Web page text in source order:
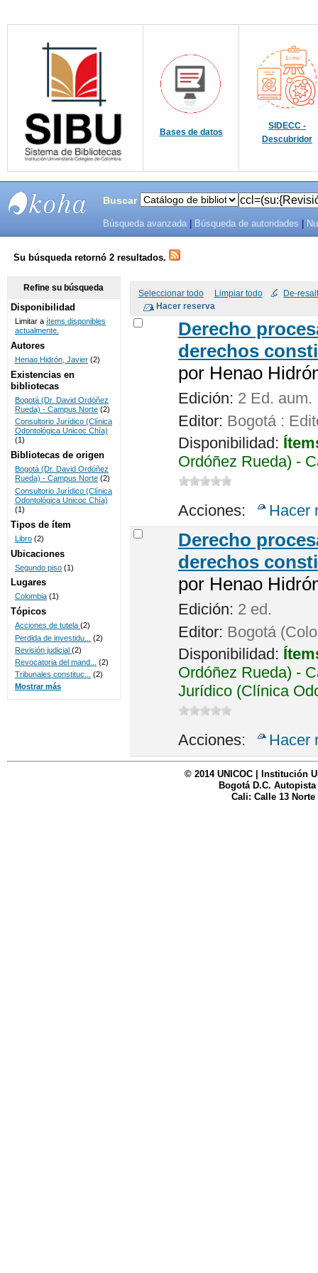
Bases de datos
SIDECC -
Descubridor
SISTEMAS
DE
BIBLIOTECAS
UNICOC
Buscar
Búsqueda avanzada Búsqueda de autoridades
Su búsqueda retornó 2 resultados.
Seleccionar todo Limpiar todo De-
Derecho
derechos
por Henao
Edición: 2 Ed. aum.
Editor: Bogotá :
Disponibilidad:
Ordóñez Rueda) -
Acciones: Hacer
Derecho
derechos
por Henao
Edición: 2 ed.
Editor: Bogotá
Disponibilidad:
Ordóñez Rueda) -
Jurídico (Clínica
Acciones: Hacer
Refine su búsqueda
Disponibilidad
Limitar a ítems disponibles
actualmente.
Autores
Henao Hidrón, Javier (2)
Existencias en
bibliotecas
Bogotá (Dr. David Ordóñez
Rueda) - Campus Norte (2)
Consultorio Jurídico (Clínica
Odontológica Unicoc Chía)
(1)
Bibliotecas de origen
Bogotá (Dr. David Ordóñez
Rueda) - Campus Norte (2)
Consultorio Jurídico (Clínica
Odontológica Unicoc Chía)
(1)
Tipos de ítem
Libro (2)
Ubicaciones
Segundo piso (1)
Lugares
Colombia (1)
Tópicos
Acciones de tutela (2)
Perdida de investidu...
(2)
Revisión judicial (2)
Revocatoria del mand...
(2)
Tribunales constituc...
(2)
Mostrar más
© 2014 UNICOC | Institución
Bogotá D.C. Autopista
Cali: Calle 13 Norte